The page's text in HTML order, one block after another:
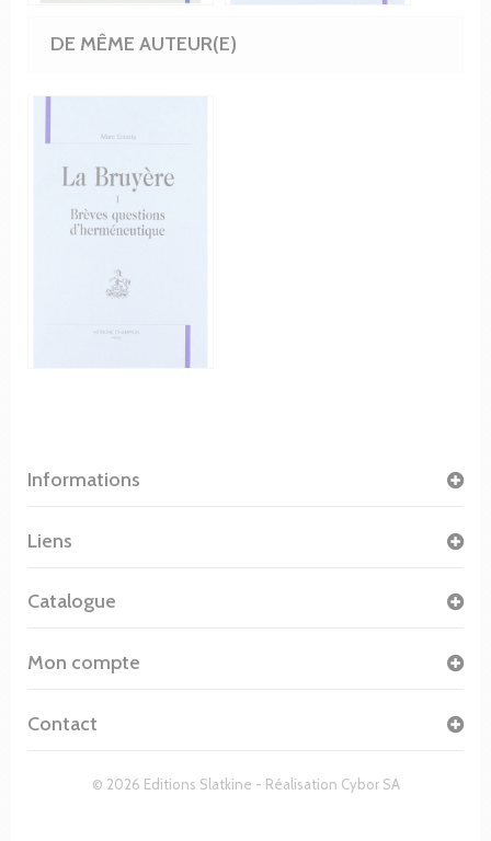
DE MÊME AUTEUR(E)
Informations
© 2026 Editions Slatkine - Réalisation Cybor SA
Liens
Catalogue
Mon compte
Contact